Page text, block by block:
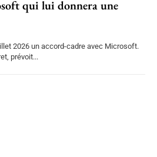
qui lui donnera une
2026 un accord-cadre avec Microsoft.
prévoit...